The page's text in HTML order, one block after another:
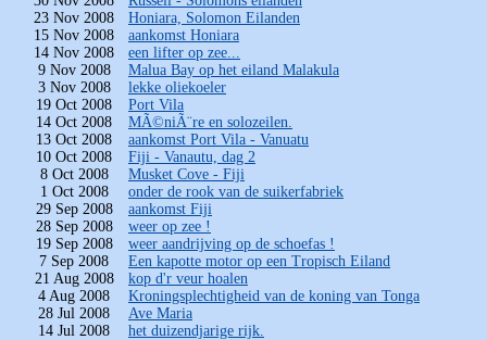
23 Nov 2008
Honiara, Solomon Eilanden
15 Nov 2008
aankomst Honiara
14 Nov 2008
een lifter op zee...
9 Nov 2008
Malua Bay op het eiland Malakula
3 Nov 2008
lekke oliekoeler
19 Oct 2008
Port Vila
14 Oct 2008
MÃ©niÃ¨re en solozeilen.
13 Oct 2008
aankomst Port Vila - Vanuatu
10 Oct 2008
Fiji - Vanautu, dag 2
8 Oct 2008
Musket Cove - Fiji
1 Oct 2008
onder de rook van de suikerfabriek
29 Sep 2008
aankomst Fiji
28 Sep 2008
weer op zee !
19 Sep 2008
weer aandrijving op de schoefas !
7 Sep 2008
Een kapotte motor op een Tropisch Eiland
21 Aug 2008
kop d'r veur hoalen
4 Aug 2008
Kroningsplechtigheid van de koning van Tonga
28 Jul 2008
Ave Maria
14 Jul 2008
het duizendjarige rijk.